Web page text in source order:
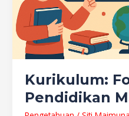
Kurikulum:
Pendidikan